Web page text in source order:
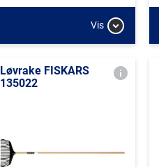
Vis
Løvrake FISKARS
135022